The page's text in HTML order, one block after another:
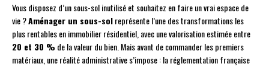
Vous disposez d’un sous-sol inutilisé et souhaitez en faire un vrai espace de
vie ?Aménager un sous-solreprésente l’une des transformations les
plus rentables en immobilier résidentiel, avec une valorisation estimée entre
20 et 30 % de la valeur du bien. Mais avant de commander les premiers
matériaux, une réalité administrative s’impose : la réglementation française